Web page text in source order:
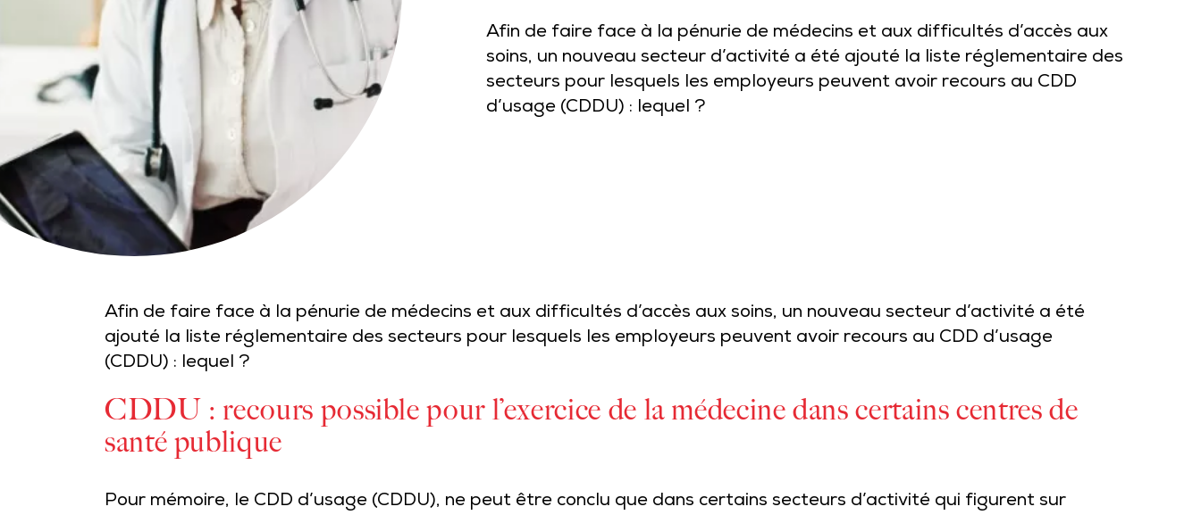
Afin de faire face à la pénurie de médecins et aux difficultés d’accès aux
soins, un nouveau secteur d’activité a été ajouté la liste réglementaire des
secteurs pour lesquels les employeurs peuvent avoir recours au CDD
d’usage (CDDU) : lequel ?
Afin de faire face à la pénurie de médecins et aux difficultés d’accès aux soins, un nouveau secteur d’activité a été
ajouté la liste réglementaire des secteurs pour lesquels les employeurs peuvent avoir recours au CDD d’usage
(CDDU) : lequel ?
CDDU : recours possible pour l’exercice de la médecine dans certains centres de
santé publique
Pour mémoire, le CDD d’usage (CDDU), ne peut être conclu que dans certains secteurs d’activité qui figurent sur